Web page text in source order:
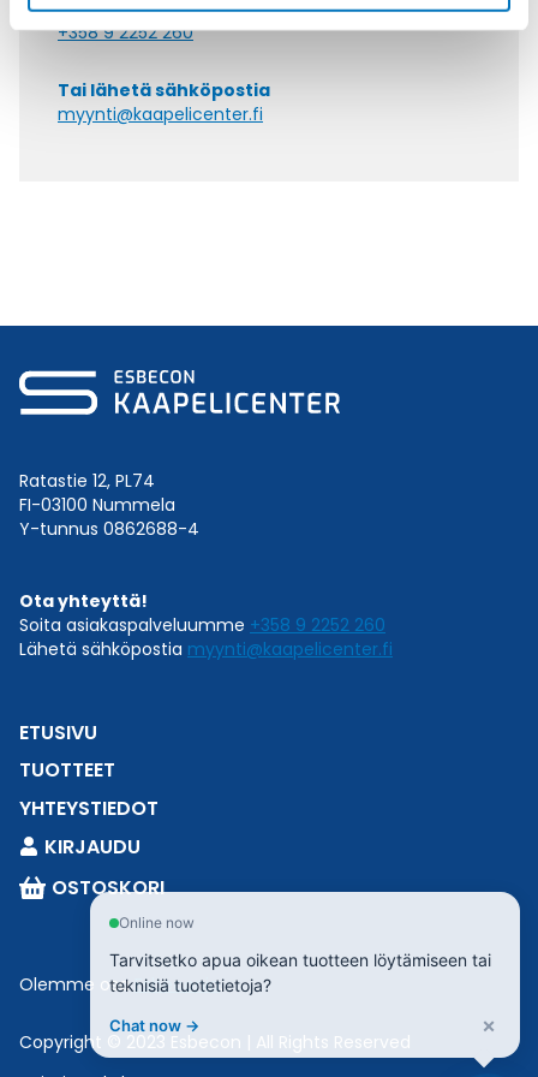
Soita asiakaspalveluumme ark. 8-16
+358 9 2252 260
Tai lähetä sähköpostia
myynti@kaapelicenter.fi
Ratastie 12, PL74
FI-03100 Nummela
Y-tunnus 0862688-4
Ota yhteyttä!
Soita asiakaspalveluumme +358 9 2252 260
Lähetä sähköpostia myynti@kaapelicenter.fi
ETUSIVU
TUOTTEET
YHTEYSTIEDOT
KIRJAUDU
OSTOSKORI
Olemme osaEsbeconia.
Copyright © 2023 Esbecon | All Rights Reserved
Online now
Tarvitsetko apua oikean tuotteen löytämiseen tai
teknisiä tuotetietoja?
Chat now → ×